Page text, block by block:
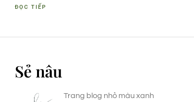
ĐỌC TIẾP
Sẻ nâu
Trang blog nhỏ màu xanh